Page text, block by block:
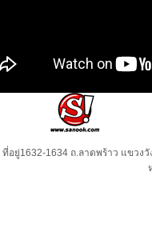
ที่อยู่1632-1634 ถ.ลาดพร้าว แขวง